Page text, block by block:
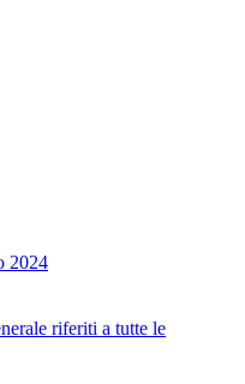
2024
riferiti a tutte le